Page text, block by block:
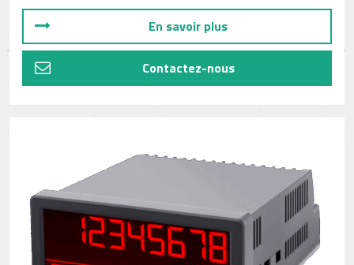
En savoir plus
Contactez-nous